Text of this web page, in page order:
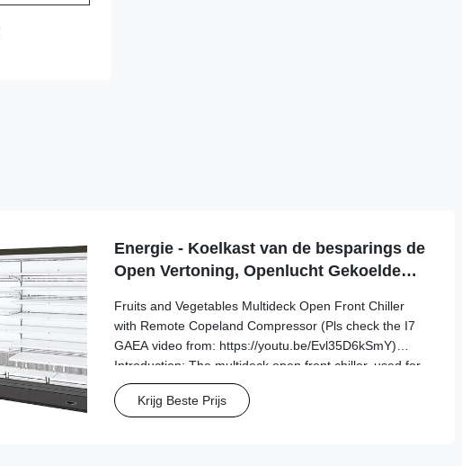
Energie - Koelkast van de besparings de
Open Vertoning, Openlucht Gekoelde
Fruits and Vegetables Multideck Open Front Chiller
with Remote Copeland Compressor (Pls check the I7
GAEA video from: https://youtu.be/Evl35D6kSmY)
Introduction: The multideck open front chiller, used for
food retail and manufacturing, is ideal if you’re looking
for a way to increase the visibility ...
Krijg Beste Prijs